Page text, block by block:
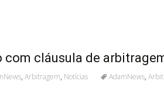
cláusula de
, Arbitragem, Notícias AdamNews,